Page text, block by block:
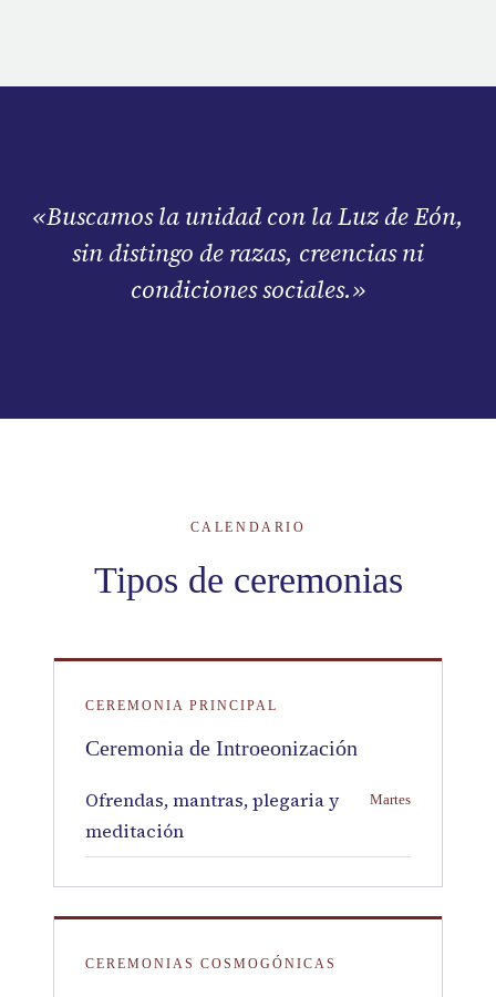
«Buscamos la unidad con la Luz de Eón,
sin distingo de razas, creencias ni
condiciones sociales.»
CALENDARIO
Tipos de ceremonias
CEREMONIA PRINCIPAL
Ceremonia de Introeonización
Ofrendas, mantras, plegaria y
meditación
Martes
CEREMONIAS COSMOGÓNICAS